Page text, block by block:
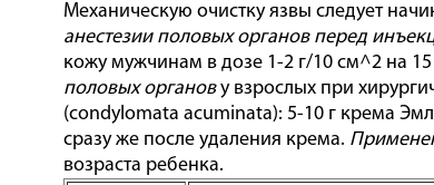
Механическую очистку язвы следует
анестезии половых органов перед
кожу мужчинам в дозе 1-2 г/10 см^2 на
половых органову взрослых при
(condylomata acuminata): 5-10 г крема
сразу же после удаления крема.
возраста ребенка.